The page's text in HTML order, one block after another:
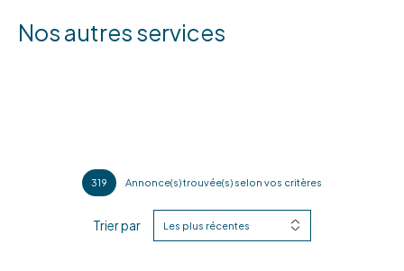
Nos autres services
319 Annonce(s) trouvée(s) selon vos critères
Trier par Les plus récentes